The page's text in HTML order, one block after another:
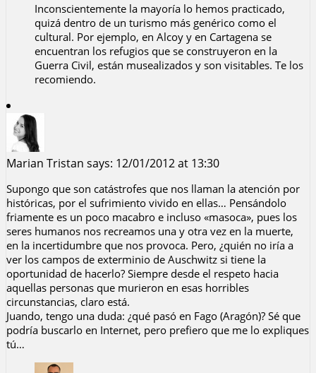
Inconscientemente la mayoría lo hemos practicado,
quizá dentro de un turismo más genérico como el
cultural. Por ejemplo, en Alcoy y en Cartagena se
encuentran los refugios que se construyeron en la
Guerra Civil, están musealizados y son visitables. Te los
recomiendo.
Marian Tristan says: 12/01/2012 at 13:30
Supongo que son catástrofes que nos llaman la atención por
históricas, por el sufrimiento vivido en ellas… Pensándolo
friamente es un poco macabro e incluso «masoca», pues los
seres humanos nos recreamos una y otra vez en la muerte,
en la incertidumbre que nos provoca. Pero, ¿quién no iría a
ver los campos de exterminio de Auschwitz si tiene la
oportunidad de hacerlo? Siempre desde el respeto hacia
aquellas personas que murieron en esas horribles
circunstancias, claro está.
Juando, tengo una duda: ¿qué pasó en Fago (Aragón)? Sé que
podría buscarlo en Internet, pero prefiero que me lo expliques
tú…